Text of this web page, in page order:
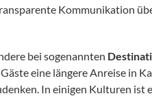
Kommunikation
bei sogenannten
eine längere Anreise in
In einigen Kulturen ist